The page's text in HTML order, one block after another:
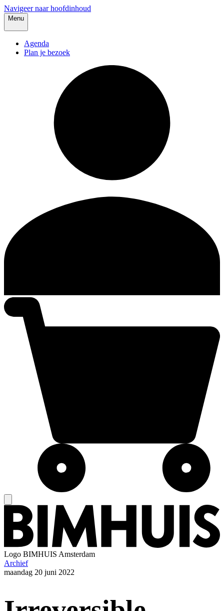
Navigeer naar hoofdinhoud
Menu
Agenda
Plan je bezoek
Logo BIMHUIS Amsterdam
Archief
maandag 20 juni 2022